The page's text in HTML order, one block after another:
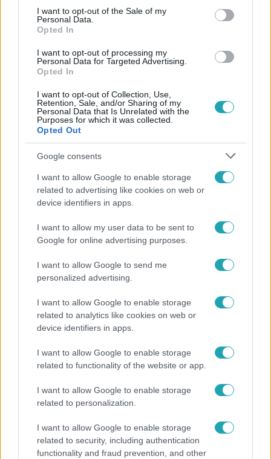
consent section.
I want to opt-out of the Sale of my
Personal Data.
Opted In
I want to opt-out of processing my
Personal Data for Targeted Advertising.
Opted In
I want to opt-out of Collection, Use,
Retention, Sale, and/or Sharing of my
Personal Data that Is Unrelated with the
Purposes for which it was collected.
Opted Out
Google consents
I want to allow Google to enable storage
related to advertising like cookies on web or
device identifiers in apps.
I want to allow my user data to be sent to
Google for online advertising purposes.
I want to allow Google to send me
personalized advertising.
I want to allow Google to enable storage
related to analytics like cookies on web or
device identifiers in apps.
I want to allow Google to enable storage
related to functionality of the website or app.
I want to allow Google to enable storage
related to personalization.
I want to allow Google to enable storage
related to security, including authentication
functionality and fraud prevention, and other
Celebklub
2016. szeptember 2. 12:00
EXKLUZÍV: Varázslatos interjú a szülinapos
Quimbyvel!
Negyed évszázad! Bizony, az egy ember életében is
rengeteg mindent felölel, nemhogy egy zenekaréban. 25
éve indult újtára a banda, egy igazán hosszú múltra tekint
vissza. Erről mesélnek őszinte szívvel és lélekkel Kiss
Kiss Tibor ereiben lüktet a művészet
Gyermekkorában rendszeresen világgá ment, csillagász
szeretett volna lenni, később állandóan rajzolt, majd
verseket írt. Aztán jött a zene, a nagy szerelem. Kiss Tibi,
a Quimby frontembere szerint a muzsika egy izgalmas